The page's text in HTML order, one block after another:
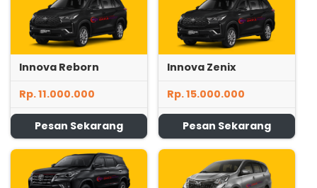
Innova Reborn
Rp. 11.000.000
Pesan Sekarang
Innova Zenix
Rp. 15.000.000
Pesan Sekarang